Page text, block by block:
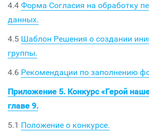
4.4 Форма Согласия на обработку
данных.
4.5 Шаблон Решения о создании
группы.
4.6 Рекомендации по заполнению
Приложение 5. Конкурс «Герой
главе 9.
5.1 Положение о конкурсе.